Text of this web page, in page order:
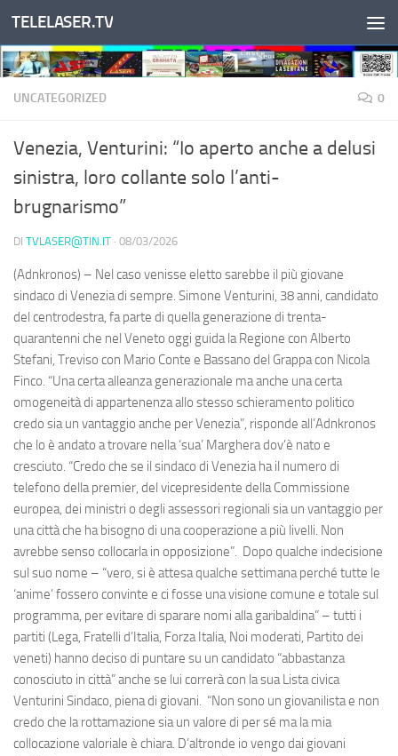
Salta al contenuto
TELELASER.TV
UNCATEGORIZED 0
Venezia, Venturini: “Io aperto anche a delusi
sinistra, loro collante solo l’anti-
brugnarismo”
DI TVLASER@TIN.IT · 08/03/2026
(Adnkronos) – Nel caso venisse eletto sarebbe il più giovane
sindaco di Venezia di sempre. Simone Venturini, 38 anni, candidato
del centrodestra, fa parte di quella generazione di trenta-
quarantenni che nel Veneto oggi guida la Regione con Alberto
Stefani, Treviso con Mario Conte e Bassano del Grappa con Nicola
Finco. “Una certa alleanza generazionale ma anche una certa
omogeneità di appartenenza allo stesso schieramento politico
credo sia un vantaggio anche per Venezia”, risponde all’Adnkronos
che lo è andato a trovare nella ‘sua’ Marghera dov’è nato e
cresciuto. “Credo che se il sindaco di Venezia ha il numero di
telefono della premier, del vicepresidente della Commissione
europea, dei ministri o degli assessori regionali sia un vantaggio per
una città che ha bisogno di una cooperazione a più livelli. Non
avrebbe senso collocarla in opposizione”. Dopo qualche indecisione
sul suo nome – “vero, si è attesa qualche settimana perché tutte le
‘anime’ fossero convinte e ci fosse una visione comune e totale sul
programma, per evitare di sparare nomi alla garibaldina” – tutti i
partiti (Lega, Fratelli d’Italia, Forza Italia, Noi moderati, Partito dei
veneti) hanno deciso di puntare su un candidato “abbastanza
conosciuto in città” anche se lui correrà con la sua Lista civica
Venturini Sindaco, piena di giovani. “Non sono un giovanilista e non
credo che la rottamazione sia un valore di per sé ma la mia
collocazione valoriale è chiara. D’altronde io vengo dai giovani